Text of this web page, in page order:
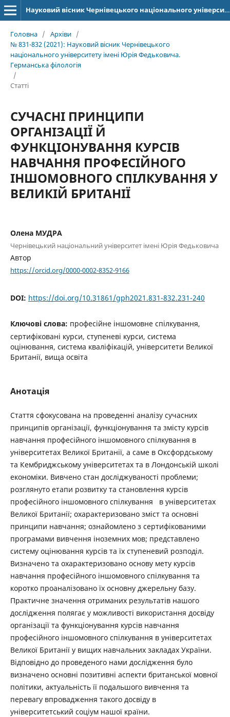
Науковий вісник Чернівецького національного університету імені Юрія Федьковича. Серія: Германська філологія
Головна / Архіви /
№ 831-832 (2021): Науковий вісник Чернівецького
національного університету імені Юрія Федьковича.
Германська філологія
/
Статті
СУЧАСНІ ПРИНЦИПИ
ОРГАНІЗАЦІЇ Й
ФУНКЦІОНУВАННЯ КУРСІВ
НАВЧАННЯ ПРОФЕСІЙНОГО
ІНШОМОВНОГО СПІЛКУВАННЯ У
ВЕЛИКІЙ БРИТАНІЇ
Олена МУДРА
Чернівецький національний університет імені Юрія Федьковича
Автор
https://orcid.org/0000-0002-8352-9166
DOI: https://doi.org/10.31861/gph2021.831-832.231-240
Ключові слова: професійне іншомовне спілкування,
сертифіковані курси, ступеневі курси, система
оцінювання, система кваліфікацій, університети Великої
Британії, вища освіта
Анотація
Стаття сфокусована на проведенні аналізу сучасних
принципів організації, функціонування та змісту курсів
навчання професійного іншомовного спілкування в
університетах Великої Британії, а саме в Оксфордському
та Кембриджському університетах та в Лондонській школі
економіки. Вивчено стан досліджуваності проблеми;
розглянуто етапи розвитку та становлення курсів
професійного іншомовного спілкування в університетах
Великої Британії; охарактеризовано зміст та основні
принципи навчання; ознайомлено з сертифікованими
програмами вивчення іноземних мов; представлено
систему оцінювання курсів та їх ступеневий розподіл.
Визначено та охарактеризовано основу мету курсів
навчання професійного іншомовного спілкування та
коротко проаналізовано їх основну джерельну базу.
Практичне значення отриманих результатів нашого
дослідження полягає у можливості використання досвіду
організації та функціонування курсів навчання
професійного іншомовного спілкування в університетах
Великої Британії у вищих навчальних закладах України.
Відповідно до проведеного нами дослідження було
визначено основні позитивні аспекти британської мовної
політики, актуальність її подальшого вивчення та
перевагу впровадження такого досвіду в
університетський соціум нашої країни.